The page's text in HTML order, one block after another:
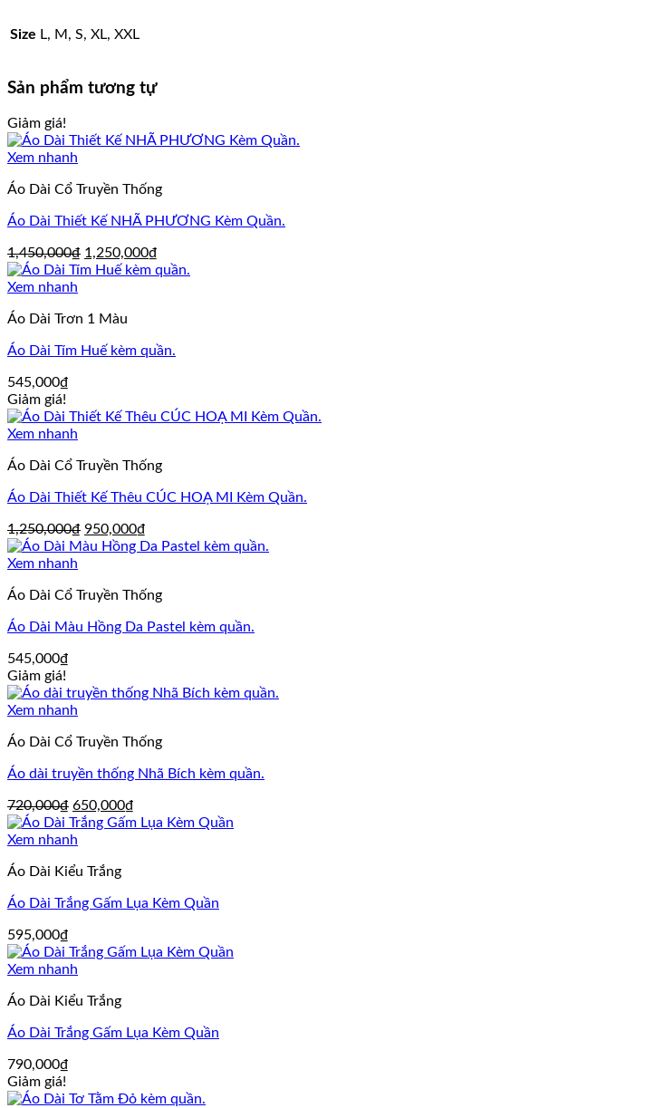
Size L, M, S, XL, XXL
Sản phẩm tương tự
Giảm giá!
Xem nhanh
Áo Dài Cổ Truyền Thống
Áo Dài Thiết Kế NHÃ PHƯƠNG Kèm Quần.
1,450,000₫ Giá
gốc
1,250,000₫
hiện
Xem nhanh
Áo Dài Trơn 1 Màu
Áo Dài Tím Huế kèm quần.
545,000₫
Giảm giá!
Xem nhanh
Áo Dài Cổ Truyền Thống
Áo Dài Thiết Kế Thêu CÚC HOẠ MI Kèm Quần.
1,250,000₫ Giá
gốc
950,000₫
hiện
950,000₫.
Xem nhanh
Áo Dài Cổ Truyền Thống
Áo Dài Màu Hồng Da Pastel kèm quần.
545,000₫
Giảm giá!
Xem nhanh
Áo Dài Cổ Truyền Thống
Áo dài truyền thống Nhã Bích kèm quần.
720,000₫ Giá
gốc
là:
650,000₫
hiện
Xem nhanh
Áo Dài Kiểu Trắng
Áo Dài Trắng Gấm Lụa Kèm Quần
595,000₫
Xem nhanh
Áo Dài Kiểu Trắng
Áo Dài Trắng Gấm Lụa Kèm Quần
790,000₫
Giảm giá!